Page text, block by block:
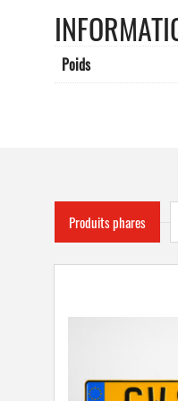
Poids
Produits phares